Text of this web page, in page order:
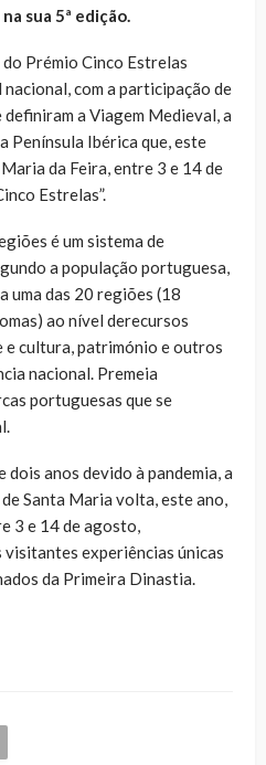
sua 5ª edição.
Prémio Cinco Estrelas
com a participação de
a Viagem Medieval, a
Península Ibérica que, este
da Feira, entre 3 e 14 de
Estrelas”.
é um sistema de
a população portuguesa,
uma das 20 regiões (18
ao nível derecursos
cultura, património e outros
nacional. Premeia
portuguesas que se
anos devido à pandemia, a
Santa Maria volta, este ano,
3 e 14 de agosto,
experiências únicas
da Primeira Dinastia.